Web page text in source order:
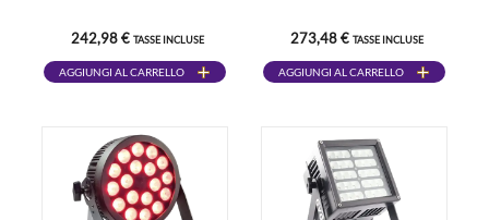
242,98 € TASSE INCLUSE
AGGIUNGI AL CARRELLO
273,48 € TASSE INCLUSE
AGGIUNGI AL CARRELLO